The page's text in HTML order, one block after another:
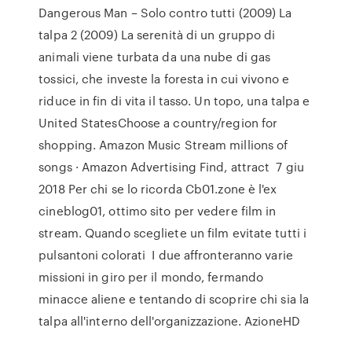
Dangerous Man – Solo contro tutti (2009) La
talpa 2 (2009) La serenità di un gruppo di
animali viene turbata da una nube di gas
tossici, che investe la foresta in cui vivono e
riduce in fin di vita il tasso. Un topo, una talpa e
United StatesChoose a country/region for
shopping. Amazon Music Stream millions of
songs · Amazon Advertising Find, attract 7 giu
2018 Per chi se lo ricorda Cb01.zone è l'ex
cineblog01, ottimo sito per vedere film in
stream. Quando scegliete un film evitate tutti i
pulsantoni colorati I due affronteranno varie
missioni in giro per il mondo, fermando
minacce aliene e tentando di scoprire chi sia la
talpa all'interno dell'organizzazione. AzioneHD